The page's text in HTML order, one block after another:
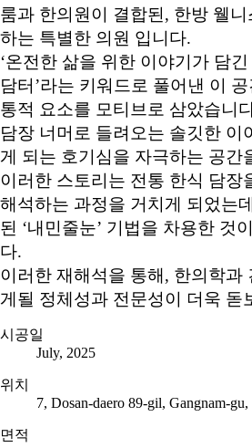
룸과 한의원이 결합된, 한방 웰
하는 특별한 의원 입니다.
‘온전한 삶을 위한 이야기가 담긴
담터’라는 키워드로 풀어낸 이 공
통적 요소를 모티브로 삼았습니
담장 너머로 들려오는 솔깃한 이
게 되는 호기심을 자극하는 공간
이러한 스토리는 전통 한식 담장
해석하는 과정을 거치게 되었는
된 ‘내민줄눈’ 기법을 차용한 것
다.
이러한 재해석을 통해, 한의학과
게될 정체성과 전문성이 더욱 돋
시공일
July, 2025
위치
7, Dosan-daero 89-gil, Gangnam-gu,
면적